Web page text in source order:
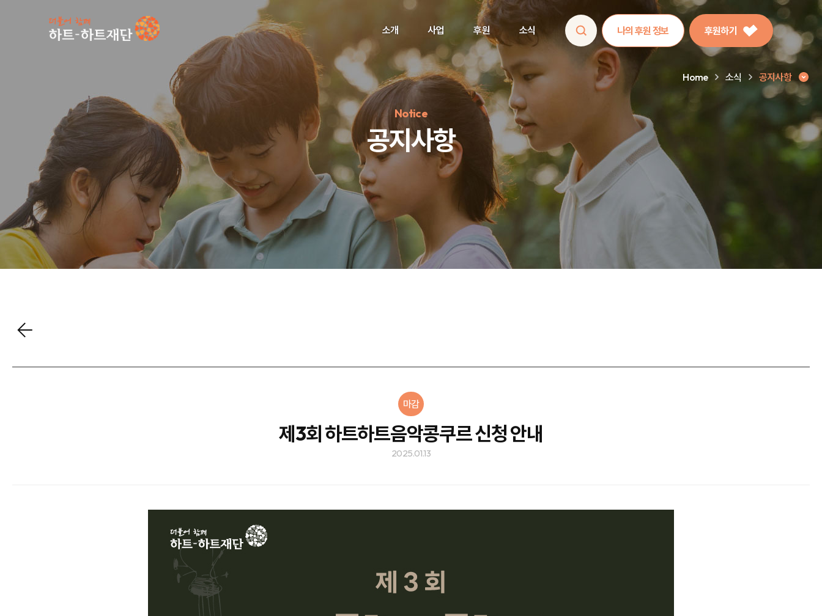
소개 사업 후원 소식 나의 후원 정보 후원하기
인기 키워드 #정기후원#하트플레이스#캠페인 #팬덤후원
Home 소식 공지사항
Notice
공지사항
공지사항
마감
제3회 하트하트음악콩쿠르 신청 안내
2025.01.13